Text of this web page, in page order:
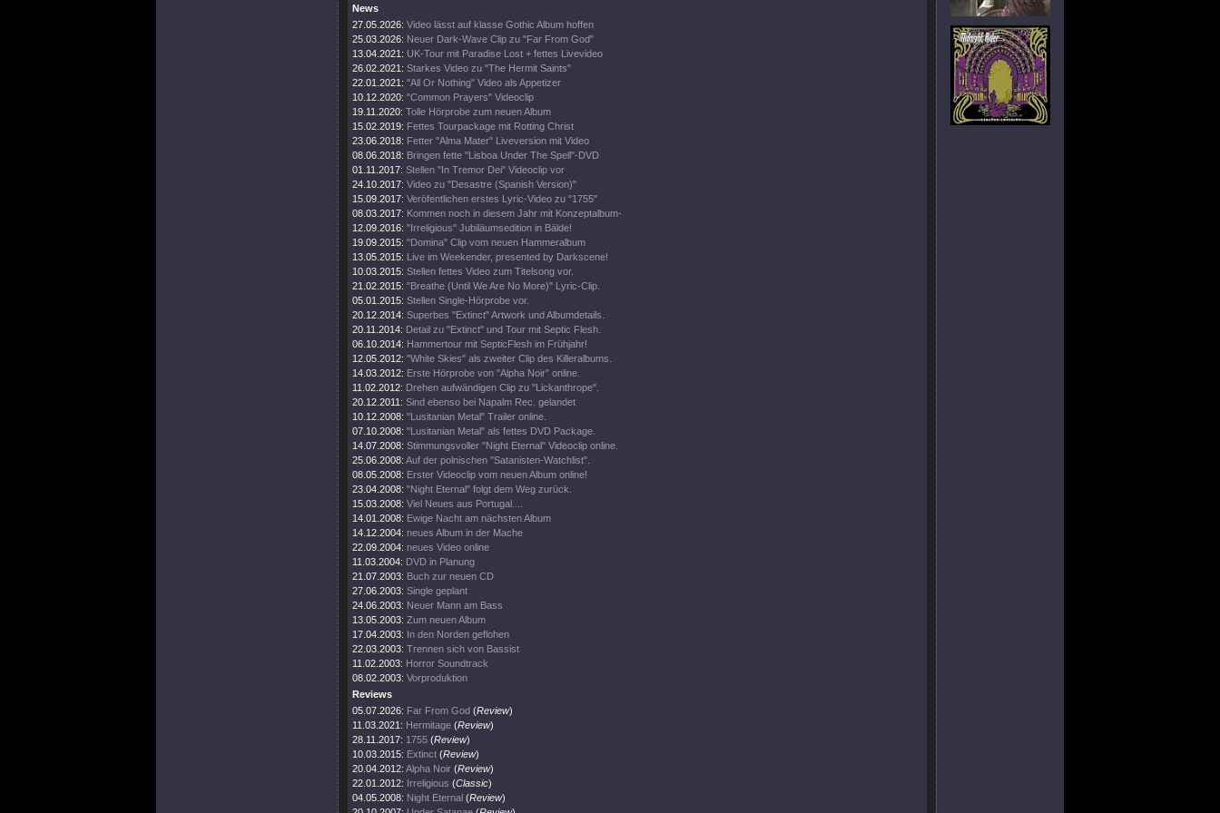
News
27.05.2026: Video lässt auf klasse Gothic Album hoffen
25.03.2026: Neuer Dark-Wave Clip zu "Far From God"
13.04.2021: UK-Tour mit Paradise Lost + fettes Livevideo
26.02.2021: Starkes Video zu "The Hermit Saints"
22.01.2021: "All Or Nothing" Video als Appetizer
10.12.2020: "Common Prayers" Videoclip
19.11.2020: Tolle Hörprobe zum neuen Album
15.02.2019: Fettes Tourpackage mit Rotting Christ
23.06.2018: Fetter "Alma Mater" Liveversion mit Video
08.06.2018: Bringen fette "Lisboa Under The Spell"-DVD
01.11.2017: Stellen "In Tremor Dei" Videoclip vor
24.10.2017: Video zu "Desastre (Spanish Version)"
15.09.2017: Veröfentlichen erstes Lyric-Video zu "1755"
08.03.2017: Kommen noch in diesem Jahr mit Konzeptalbum-
12.09.2016: "Irreligious" Jubiläumsedition in Bälde!
19.09.2015: "Domina" Clip vom neuen Hammeralbum
13.05.2015: Live im Weekender, presented by Darkscene!
10.03.2015: Stellen fettes Video zum Titelsong vor.
21.02.2015: "Breathe (Until We Are No More)" Lyric-Clip.
05.01.2015: Stellen Single-Hörprobe vor.
20.12.2014: Superbes "Extinct" Artwork und Albumdetails.
20.11.2014: Detail zu "Extinct" und Tour mit Septic Flesh.
06.10.2014: Hammertour mit SepticFlesh im Frühjahr!
12.05.2012: "White Skies" als zweiter Clip des Killeralbums.
14.03.2012: Erste Hörprobe von "Alpha Noir" online.
11.02.2012: Drehen aufwändigen Clip zu "Lickanthrope".
20.12.2011: Sind ebenso bei Napalm Rec. gelandet
10.12.2008: "Lusitanian Metal" Trailer online.
07.10.2008: "Lusitanian Metal" als fettes DVD Package.
14.07.2008: Stimmungsvoller "Night Eternal" Videoclip online.
25.06.2008: Auf der polnischen "Satanisten-Watchlist".
08.05.2008: Erster Videoclip vom neuen Album online!
23.04.2008: "Night Eternal" folgt dem Weg zurück.
15.03.2008: Viel Neues aus Portugal....
14.01.2008: Ewige Nacht am nächsten Album
14.12.2004: neues Album in der Mache
22.09.2004: neues Video online
11.03.2004: DVD in Planung
21.07.2003: Buch zur neuen CD
27.06.2003: Single geplant
24.06.2003: Neuer Mann am Bass
13.05.2003: Zum neuen Album
17.04.2003: In den Norden geflohen
22.03.2003: Trennen sich von Bassist
11.02.2003: Horror Soundtrack
08.02.2003: Vorproduktion
Reviews
05.07.2026: Far From God (Review)
11.03.2021: Hermitage (Review)
28.11.2017: 1755 (Review)
10.03.2015: Extinct (Review)
20.04.2012: Alpha Noir (Review)
22.01.2012: Irreligious (Classic)
04.05.2008: Night Eternal (Review)